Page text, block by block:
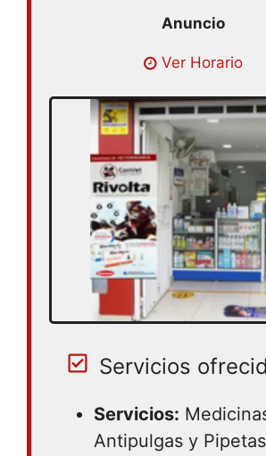
Lunes 08:30 – 19:00 | Martes
08:30 – 19:00 | Viernes 08:30
Sábado 08:30 – 18:00 |
Ver Horario
Servicios
Servicios: Medicinas
Antipulgas y